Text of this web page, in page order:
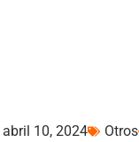
abril 10, 2024 Otros